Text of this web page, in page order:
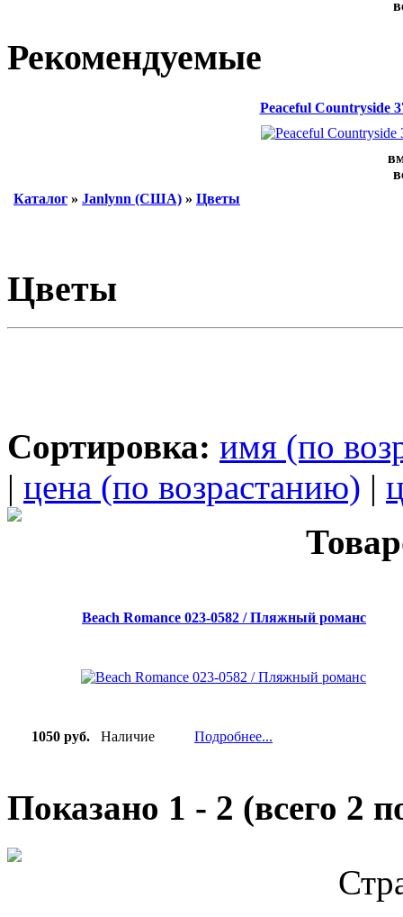
Рекомендуемые
Peaceful Countryside
Каталог » Janlynn (США) » Цветы
Цветы
Сортировка: имя (по
| цена (по возрастанию) |
Beach Romance 023-0582 / Пляжный романс
1050 руб. Наличие Подробнее...
Показано 1 - 2 (всего 2